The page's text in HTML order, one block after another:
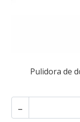
Pulidora de
-